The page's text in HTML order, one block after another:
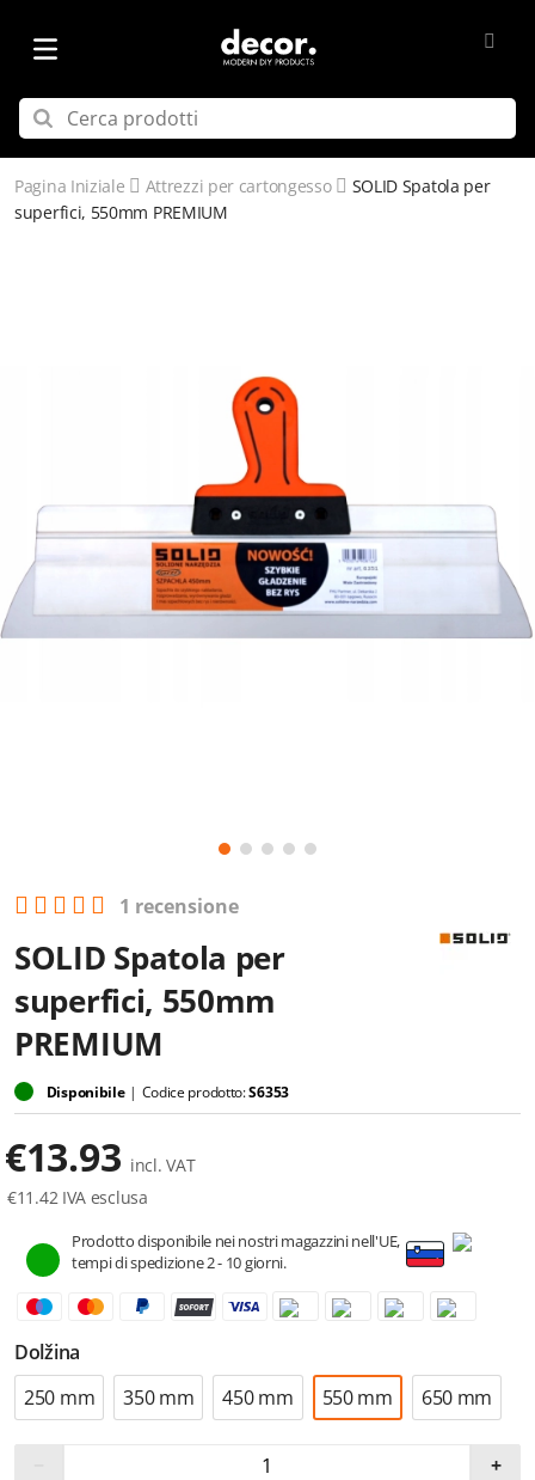
Pagina Iniziale Attrezzi per cartongesso
SOLID Spatola per
superfici, 550mm PREMIUM
1 recensione
SOLID Spatola per
superfici, 550mm
PREMIUM
Disponibile | Codice prodotto:S6353
€13.93 incl. VAT
€11.42 IVA esclusa
Prodotto disponibile nei nostri magazzini nell'UE,
tempi di spedizione 2 - 10 giorni.
Dolžina
250 mm
350 mm 450 mm 550 mm 650 mm
+